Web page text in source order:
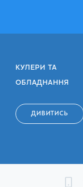
КУЛЕРИ ТА
ОБЛАДНАННЯ
ДИВИТИСЬ